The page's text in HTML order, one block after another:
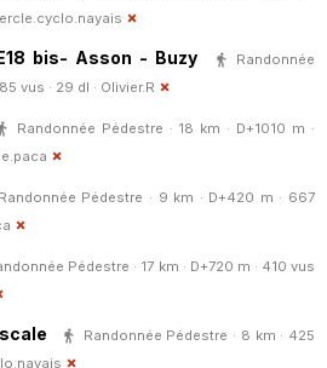
bis- Asson - Buzy
Randonnée
vus · 29 dl · Olivier.R
Randonnée Pédestre · 18 km · D+1010 m ·
Randonnée Pédestre · 9 km · D+420 m · 667
Pédestre · 17 km · D+720 m · 410 vus
Randonnée Pédestre · 8 km · 425